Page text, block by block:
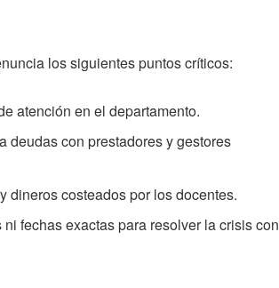
los siguientes puntos críticos:
atención en el departamento.
deudas con prestadores y gestores
dineros costeados por los docentes.
fechas exactas para resolver la crisis con